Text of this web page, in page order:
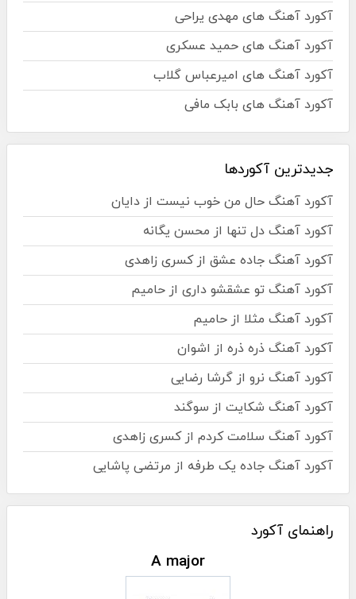
آکورد آهنگ های مهدی یراحی
آکورد آهنگ های حمید عسکری
آکورد آهنگ های امیرعباس گلاب
آکورد آهنگ های بابک مافی
جدیدترین آکوردها
آکورد آهنگ حال من خوب نیست از دایان
آکورد آهنگ دل تنها از محسن یگانه
آکورد آهنگ جاده عشق از کسری زاهدی
آکورد آهنگ تو عشقشو داری از حامیم
آکورد آهنگ مثلا از حامیم
آکورد آهنگ ذره ذره از اشوان
آکورد آهنگ نرو از گرشا رضایی
آکورد آهنگ شکایت از سوگند
آکورد آهنگ سلامت کردم از کسری زاهدی
آکورد آهنگ جاده یک طرفه از مرتضی پاشایی
راهنمای آکورد
A major